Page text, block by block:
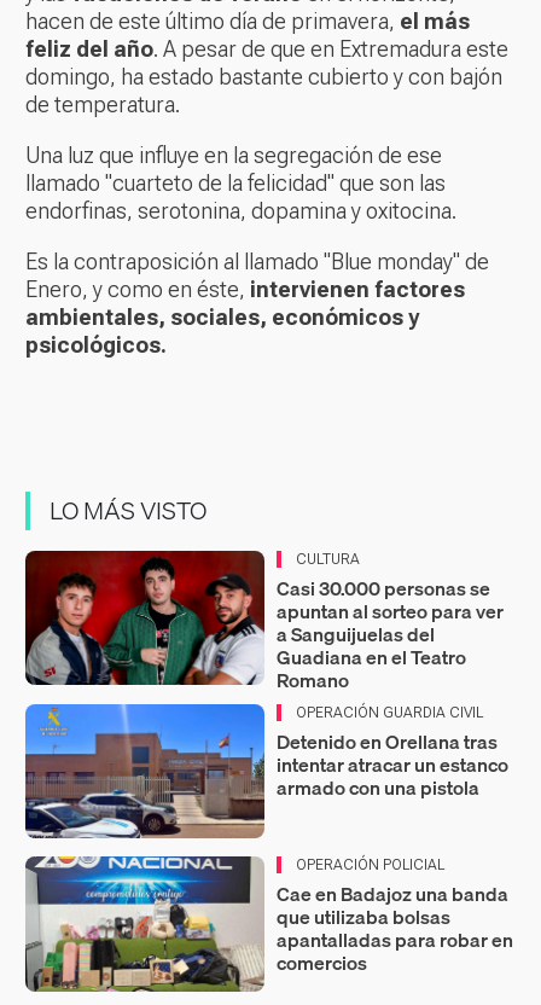
hacen de este último día de primavera, el más
feliz del año. A pesar de que en Extremadura este
domingo, ha estado bastante cubierto y con bajón
de temperatura.
Una luz que influye en la segregación de ese
llamado "cuarteto de la felicidad" que son las
endorfinas, serotonina, dopamina y oxitocina.
Es la contraposición al llamado "Blue monday" de
Enero, y como en éste, intervienen factores
ambientales, sociales, económicos y
psicológicos.
LO MÁS VISTO
CULTURA
Casi 30.000 personas se
apuntan al sorteo para ver
a Sanguijuelas del
Guadiana en el Teatro
Romano
OPERACIÓN GUARDIA CIVIL
Detenido en Orellana tras
intentar atracar un estanco
armado con una pistola
OPERACIÓN POLICIAL
Cae en Badajoz una banda
que utilizaba bolsas
apantalladas para robar en
comercios